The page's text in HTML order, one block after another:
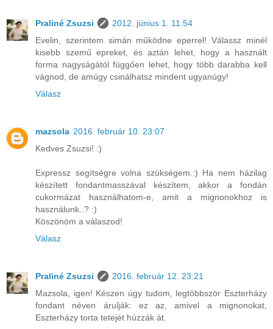
Praliné Zsuzsi
2012. június 1. 11:54
Evelin, szerintem simán működne eperrel! Válassz minél
kisebb szemű epreket, és aztán lehet, hogy a használt
forma nagyságától függően lehet, hogy több darabba kell
vágnod, de amúgy csinálhatsz mindent ugyanúgy!
Válasz
mazsola 2016. február 10. 23:07
Kedves Zsuzsi! :)
Expressz segítségre volna szükségem.:) Ha nem házilag
készített fondantmasszával készítem, akkor a fondán
cukormázat használhatom-e, amit a mignonokhoz is
használunk..? :)
Köszönöm a válaszod!
Válasz
Praliné Zsuzsi
2016. február 12. 23:21
Mazsola, igen! Készen úgy tudom, legtöbbször Eszterházy
fondant néven árulják: ez az, amivel a mignonokat,
Eszterházy torta tetejét húzzák át.